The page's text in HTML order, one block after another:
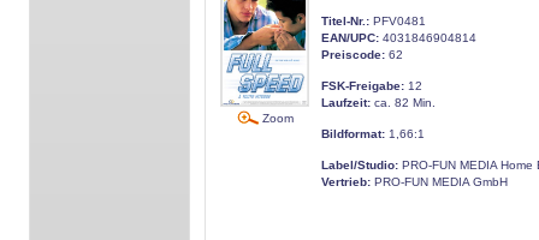
Zoom
Titel-Nr.: PFV0481
EAN/UPC: 4031846904814
Preiscode: 62
FSK-Freigabe: 12
Laufzeit: ca. 82 Min.
Bildformat: 1,66:1
Label/Studio: PRO-FUN MEDIA Home
Vertrieb: PRO-FUN MEDIA GmbH